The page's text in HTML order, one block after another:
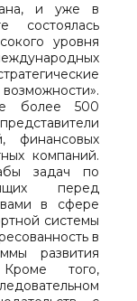
и уже в
состоялась
уровня
более 500
финансовых
компаний.
задач по
перед
в сфере
системы
в
развития
Кроме того,